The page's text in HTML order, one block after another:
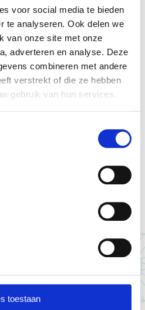
voor social media te bieden
te analyseren. Ook delen we
van onze site met onze
adverteren en analyse. Deze
combineren met andere
verstrekt of die ze hebben
gebruik van hun services.
toestaan
achter!